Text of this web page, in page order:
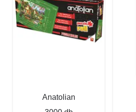
Anatolian